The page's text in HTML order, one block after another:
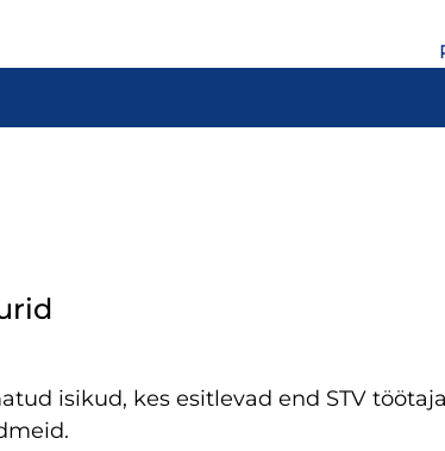
isikud, kes esitlevad end STV